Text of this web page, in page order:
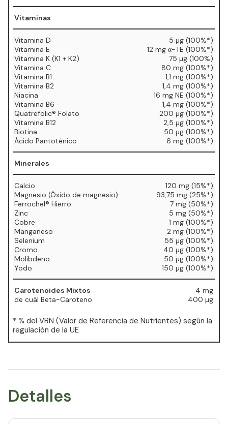
Vitaminas
Vitamina D
Vitamina E
Vitamina K (K1 + K2)
Vitamina C
Vitamina B1
Vitamina B2
Niacina
Vitamina B6
Quatrefolic® Folato
Vitamina B12
Biotina
Ácido Pantoténico
5 µg (100%*)
12 mg α-TE (100%*)
75 µg (100%)
80 mg (100%*)
1,1 mg (100%*)
1,4 mg (100%*)
16 mg NE (100%*)
1,4 mg (100%*)
200 µg (100%*)
2,5 µg (100%*)
50 µg (100%*)
6 mg (100%*)
Minerales
Calcio
Magnesio (Óxido de magnesio)
Ferrochel® Hierro
Zinc
Cobre
Manganeso
Selenium
Cromo
Molibdeno
Yodo
120 mg (15%*)
93,75 mg (25%*)
7 mg (50%*)
5 mg (50%*)
1 mg (100%*)
2 mg (100%*)
55 µg (100%*)
40 µg (100%*)
50 µg (100%*)
150 µg (100%*)
Carotenoides Mixtos
de cuál Beta-Caroteno
4 mg
400 µg
* % del VRN (Valor de Referencia de Nutrientes) según la
regulación de la UE
Detalles